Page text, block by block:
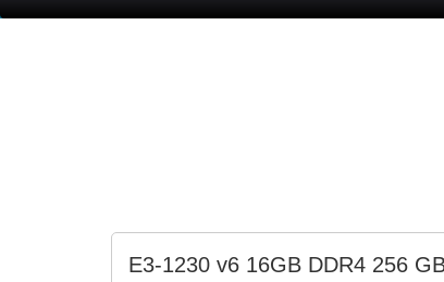
E3-1230 v6 16GB DDR4 256